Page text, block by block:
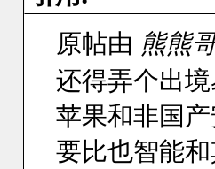
原帖由 熊熊
还得弄个出
苹果和非国
要比也智能